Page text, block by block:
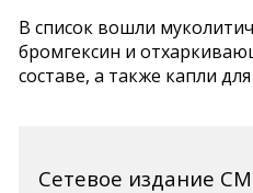
В список вошли
бромгексин и
составе, а также капли
Сетевое издание